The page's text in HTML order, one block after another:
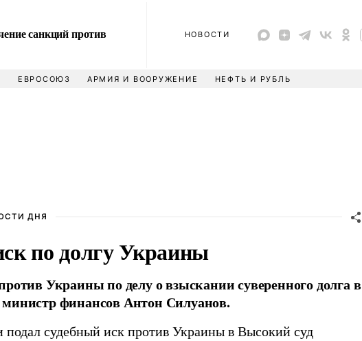
санкций против
НОВОСТИ
ЕВРОСОЮЗ АРМИЯ И ВООРУЖЕНИЕ НЕФТЬ И РУБЛЬ
ДНЯ
по долгу Украины
Украины по делу о взыскании суверенного долга в
министр финансов Антон Силуанов.
судебный иск против Украины в Высокий суд